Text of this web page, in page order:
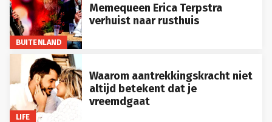
BUITENLAND
Memequeen Erica Terpstra
verhuist naar rusthuis
LIFE
Waarom aantrekkingskracht niet
altijd betekent dat je
vreemdgaat